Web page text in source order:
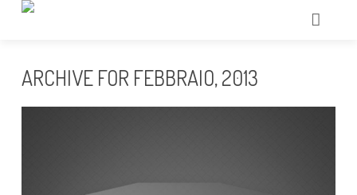
ARCHIVE FOR FEBBRAIO, 2013